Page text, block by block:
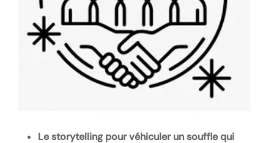
Le storytelling pour véhiculer un souffle qui